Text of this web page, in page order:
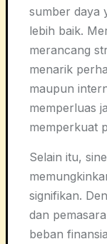
sumber daya
lebih baik.
merancang
menarik
maupun
memperluas
memperkuat
Selain itu,
signifikan.
dan
beban